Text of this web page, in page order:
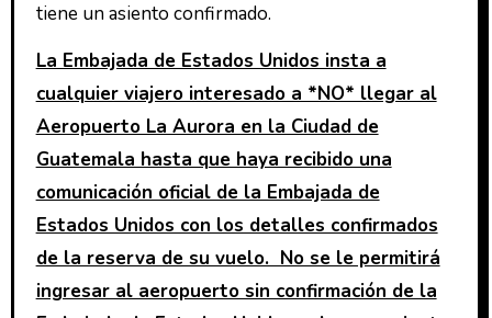
tiene un asiento confirmado.
La Embajada de Estados Unidos insta a
cualquier viajero interesado a *NO* llegar al
Aeropuerto La Aurora en la Ciudad de
Guatemala hasta que haya recibido una
comunicación oficial de la Embajada de
Estados Unidos con los detalles confirmados
de la reserva de su vuelo. No se le permitirá
ingresar al aeropuerto sin confirmación de la